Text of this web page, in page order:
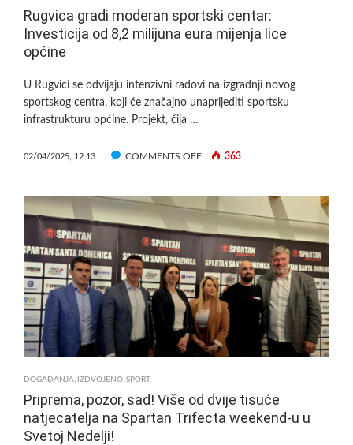
MOSLAVINI
Rugvica gradi moderan sportski centar:
Investicija od 8,2 milijuna eura mijenja lice
općine
U Rugvici se odvijaju intenzivni radovi na izgradnji novog
sportskog centra, koji će značajno unaprijediti sportsku
infrastrukturu općine. Projekt, čija …
02/04/2025, 12:13 COMMENTS OFFON
SPORTSKI
CENTAR:
INVESTICIJA
OD
8,2
MILIJUNA
EURA
MIJENJA
LICE
363
DOGAĐANJA IZDVOJENO SPORT
Priprema, pozor, sad! Više od dvije tisuće
natjecatelja na Spartan Trifecta weekend-u u
Svetoj Nedelji!